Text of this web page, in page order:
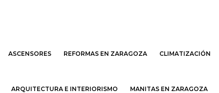
página
ASCENSORES REFORMAS EN ZARAGOZA CLIMATIZACIÓN
ARQUITECTURA E INTERIORISMO MANITAS EN ZARAGOZA